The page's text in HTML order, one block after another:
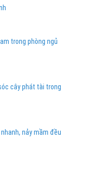
trong phòng ngủ
cây phát tài trong
nảy mầm đều